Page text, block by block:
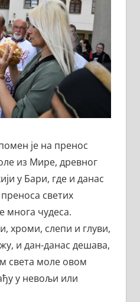
је на пренос
из Мире, древног
у Бари, где и данас
светих
многа чудеса.
хроми, слепи и глуви,
и дан-данас дешава,
света моле овом
у невољи или